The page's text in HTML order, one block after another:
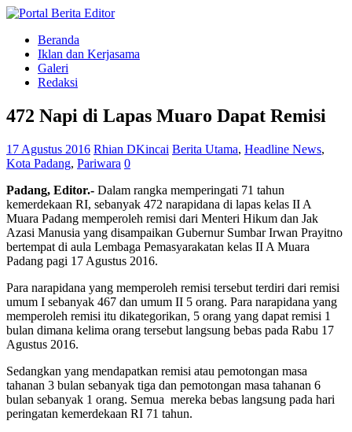
Beranda
Iklan dan Kerjasama
Galeri
Redaksi
472 Napi di Lapas Muaro Dapat Remisi
17 Agustus 2016 Rhian DKincai Berita Utama, Headline News,
Kota Padang, Pariwara 0
Padang, Editor.- Dalam rangka memperingati 71 tahun
kemerdekaan RI, sebanyak 472 narapidana di lapas kelas II A
Muara Padang memperoleh remisi dari Menteri Hikum dan Jak
Azasi Manusia yang disampaikan Gubernur Sumbar Irwan Prayitno
bertempat di aula Lembaga Pemasyarakatan kelas II A Muara
Padang pagi 17 Agustus 2016.
Para narapidana yang memperoleh remisi tersebut terdiri dari remisi
umum I sebanyak 467 dan umum II 5 orang. Para narapidana yang
memperoleh remisi itu dikategorikan, 5 orang yang dapat remisi 1
bulan dimana kelima orang tersebut langsung bebas pada Rabu 17
Agustus 2016.
Sedangkan yang mendapatkan remisi atau pemotongan masa
tahanan 3 bulan sebanyak tiga dan pemotongan masa tahanan 6
bulan sebanyak 1 orang. Semua mereka bebas langsung pada hari
peringatan kemerdekaan RI 71 tahun.